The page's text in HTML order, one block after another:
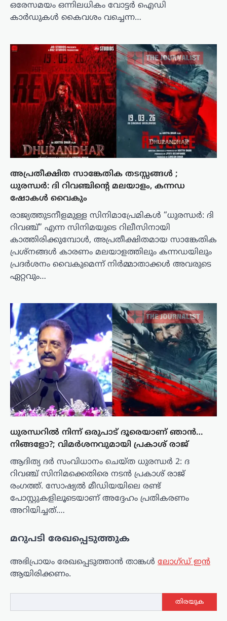
ഒരേസമയം ഒന്നിലധികം വോട്ടർ ഐഡി
കാർഡുകൾ കൈവശം വച്ചെന്ന…
അപ്രതീക്ഷിത സാങ്കേതിക തടസ്സങ്ങൾ ;
ധുരന്ധർ: ദി റിവഞ്ചിന്റെ മലയാളം, കന്നഡ
ഷോകൾ വൈകും
രാജ്യത്തുടനീളമുള്ള സിനിമാപ്രേമികൾ “ധുരന്ധർ: ദി
റിവഞ്ച്” എന്ന സിനിമയുടെ റിലീസിനായി
കാത്തിരിക്കുമ്പോൾ, അപ്രതീക്ഷിതമായ സാങ്കേതിക
പ്രശ്‌നങ്ങൾ കാരണം മലയാളത്തിലും കന്നഡയിലും
പ്രദർശനം വൈകുമെന്ന് നിർമ്മാതാക്കൾ അവരുടെ
ഏറ്റവും…
ധുരന്ധറിൽ നിന്ന് ഒരുപാട് ദൂരെയാണ് ഞാൻ…
നിങ്ങളോ?; വിമർശനവുമായി പ്രകാശ് രാജ്
ആദിത്യ ദർ സംവിധാനം ചെയ്ത ധുരന്ധര്‍ 2: ദ
റിവഞ്ച് സിനിമക്കെതിരെ നടൻ പ്രകാശ് രാജ്
രംഗത്ത്. സോഷ്യൽ മീഡിയയിലെ രണ്ട്
പോസ്റ്റുകളിലൂടെയാണ് അദ്ദേഹം പ്രതികരണം
അറിയിച്ചത്.…
മറുപടി രേഖപ്പെടുത്തുക
അഭിപ്രായം രേഖപ്പെടുത്താ‍ൻ താങ്കൾ ലോഗ്ഡ് ഇൻ
ആയിരിക്കണം.
തിരയുക